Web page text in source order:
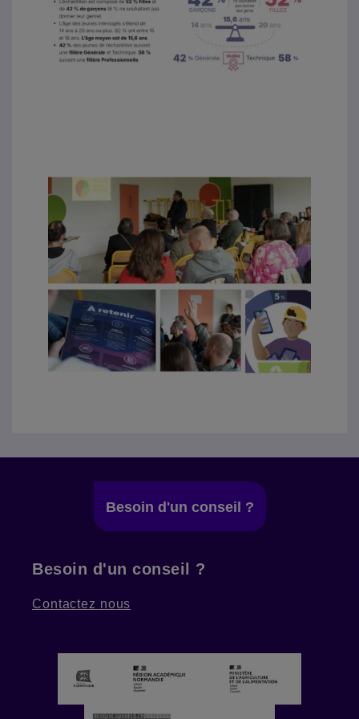
Besoin d'un conseil ?
Besoin d'un conseil ?
Contactez nous